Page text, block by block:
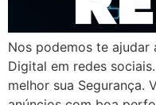
Nos podemos te ajudar
Digital em redes
melhor sua Segurança.